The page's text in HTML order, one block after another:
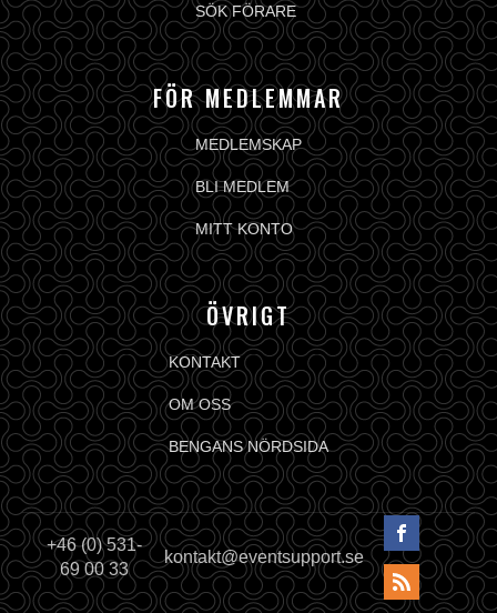
SÖK FÖRARE
FÖR MEDLEMMAR
MEDLEMSKAP
BLI MEDLEM
MITT KONTO
ÖVRIGT
KONTAKT
OM OSS
BENGANS NÖRDSIDA
+46 (0) 531-
69 00 33
kontakt@eventsupport.se